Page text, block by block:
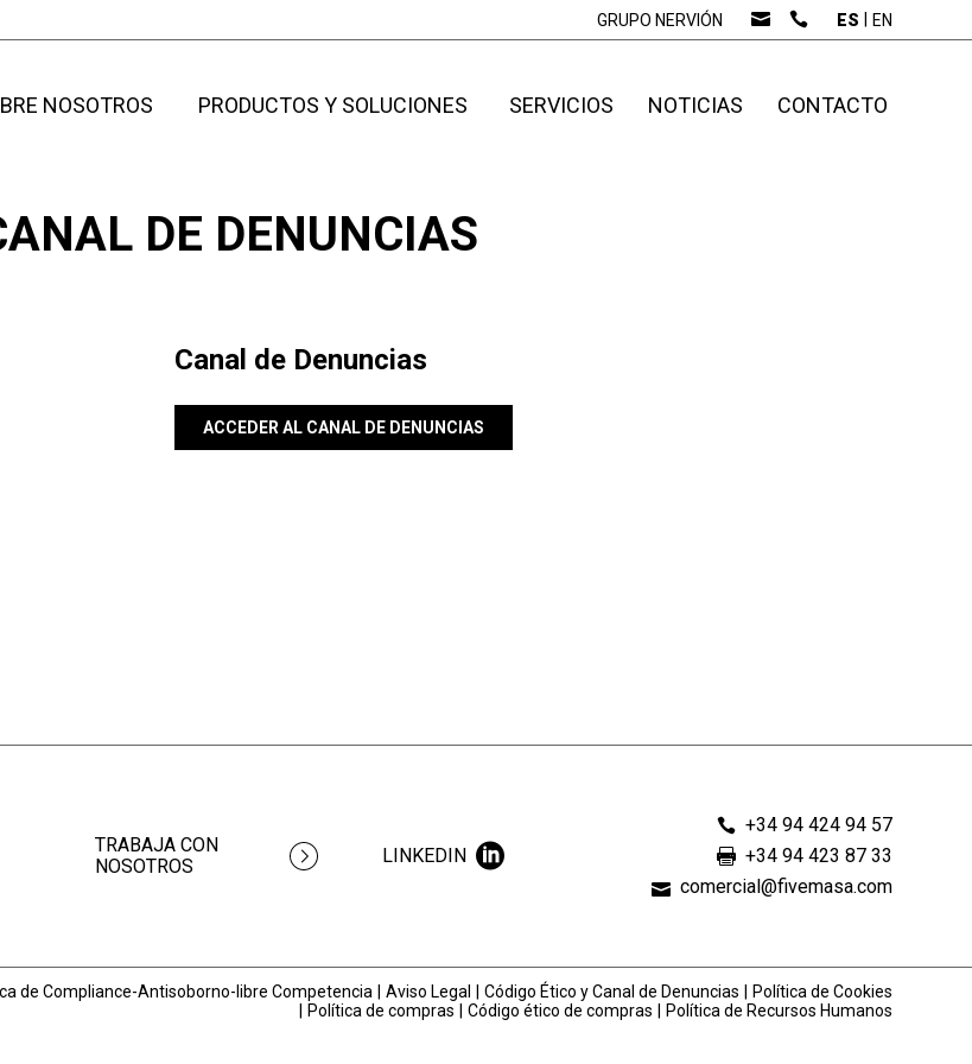
GRUPO NERVIÓN ES EN
NOSOTROS PRODUCTOS Y SOLUCIONES SERVICIOS NOTICIAS CONTACTO
DE DENUNCIAS
Canal de Denuncias
ACCEDER AL CANAL DE DENUNCIAS
TRABAJA CON
NOSOTROS
LINKEDIN
+34 94 424 94 57
+34 94 423 87 33
comercial@fivemasa.com
de Compliance-Antisoborno-libre Competencia Aviso Legal Código Ético y Canal de Denuncias
Política de Cookies
Política de compras
Código ético de compras Política de Recursos Humanos